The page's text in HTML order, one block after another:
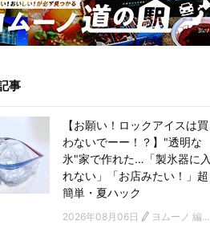
事
【お願い！ロックアイスは買
わないでーー！？】"透明な
氷"家で作れた…「製氷器に入
れない」「お店みたい！」超
簡単・夏ハック
2026年08月06日 ヨムーノ 編集部